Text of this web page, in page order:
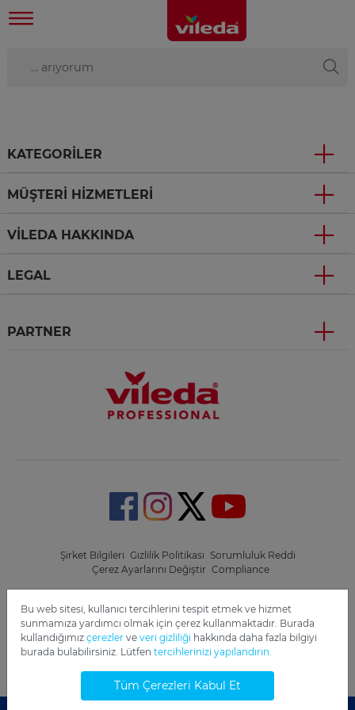
KATEGORILER
MÜŞTERI HIZMETLERI
VILEDA HAKKINDA
LEGAL
PARTNER
Copyright 2022 Freudenberg Home and Cleaning Solutions
GmbH.
Şirket Bilgileri Gizlilik Politikası Sorumluluk Reddi
Çerez Ayarlarını Değiştir Compliance
Bu web sitesi, kullanıcı tercihlerini tespit etmek ve hizmet
sunmamıza yardımcı olmak için çerez kullanmaktadır. Burada
kullandığımız çerezler ve veri gizliliği hakkında daha fazla bilgiyi
burada bulabilirsiniz. Lütfen tercihlerinizi yapılandırın.
Tüm Çerezleri Kabul Et